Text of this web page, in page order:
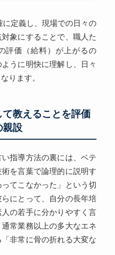
定義し、現場での日々の
象にすることで、職人た
評価（給料）が上がるの
うに明快に理解し、日々
ります。
教えることを評価
親設
い指導方法の裏には、ベテ
を言葉で論理的に説明す
てこなかった」という切
にとって、自分の長年培
の若手に分かりやすく言
常業務以上の多大なエネ
非常に骨の折れる大変な